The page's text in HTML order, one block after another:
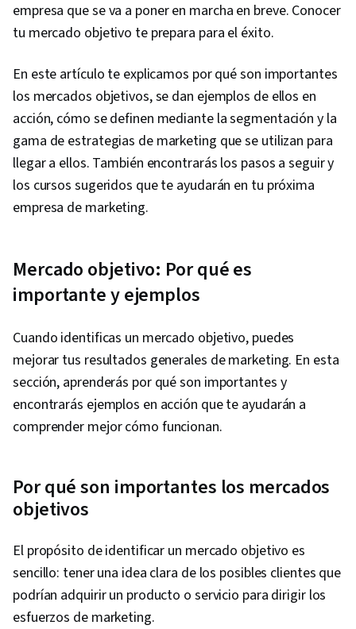
empresa que se va a poner en marcha en breve. Conocer
tu mercado objetivo te prepara para el éxito.
En este artículo te explicamos por qué son importantes
los mercados objetivos, se dan ejemplos de ellos en
acción, cómo se definen mediante la segmentación y la
gama de estrategias de marketing que se utilizan para
llegar a ellos. También encontrarás los pasos a seguir y
los cursos sugeridos que te ayudarán en tu próxima
empresa de marketing.
Mercado objetivo: Por qué es
importante y ejemplos
Cuando identificas un mercado objetivo, puedes
mejorar tus resultados generales de marketing. En esta
sección, aprenderás por qué son importantes y
encontrarás ejemplos en acción que te ayudarán a
comprender mejor cómo funcionan.
Por qué son importantes los mercados
objetivos
El propósito de identificar un mercado objetivo es
sencillo: tener una idea clara de los posibles clientes que
podrían adquirir un producto o servicio para dirigir los
esfuerzos de marketing.